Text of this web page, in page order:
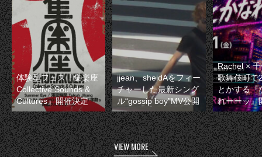
体験型フェス『集楽座
Collective Sounds &
Cultures』開催決定
jjean、sheidAをフィー
チャーした最新シング
ル“gossip boy”MV公開
Rachel ×
歌舞伎町で
とかする『
れーーッ』
VIEW MORE